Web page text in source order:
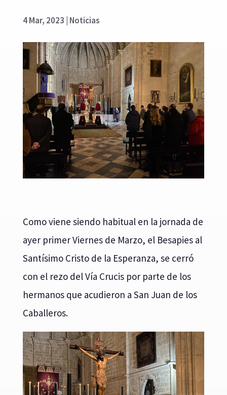
4 Mar, 2023 Noticias
Como viene siendo habitual en la jornada de
ayer primer Viernes de Marzo, el Besapies al
Santísimo Cristo de la Esperanza, se cerró
con el rezo del Vía Crucis por parte de los
hermanos que acudieron a San Juan de los
Caballeros.